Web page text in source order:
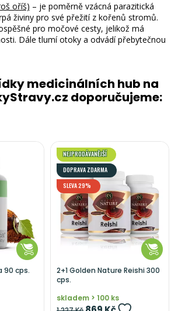
oříš) – je poměrně vzácná parazitická
živiny pro své přežití z kořenů stromů.
pro močové cesty, jelikož má
Dále tlumí otoky a odvádí přebytečnou
medicinálních hub na
doporučujeme:
90 cps.
NEJPRODÁVANĚJŠÍ
DOPRAVA ZDARMA
SLEVA 29%
2+1 Golden Nature Reishi 300
cps.
skladem > 100 ks